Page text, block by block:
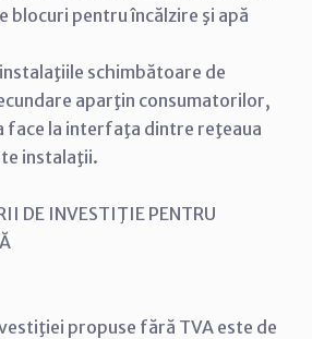
blocuri pentru încălzire şi apă
schimbătoare de
aparţin consumatorilor,
face la interfaţa dintre reţeaua
instalaţii.
DE INVESTIŢIE PENTRU
propuse fără TVA este de